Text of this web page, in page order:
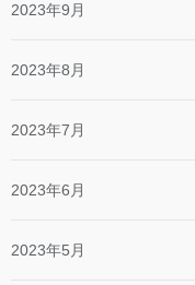
2023年9月
2023年8月
2023年7月
2023年6月
2023年5月